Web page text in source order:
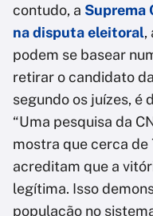
contudo, a Suprema
na disputa eleitoral,
podem se basear
retirar o candidato
segundo os juízes, é
“Uma pesquisa da
mostra que cerca
acreditam que a
legítima. Isso
população no